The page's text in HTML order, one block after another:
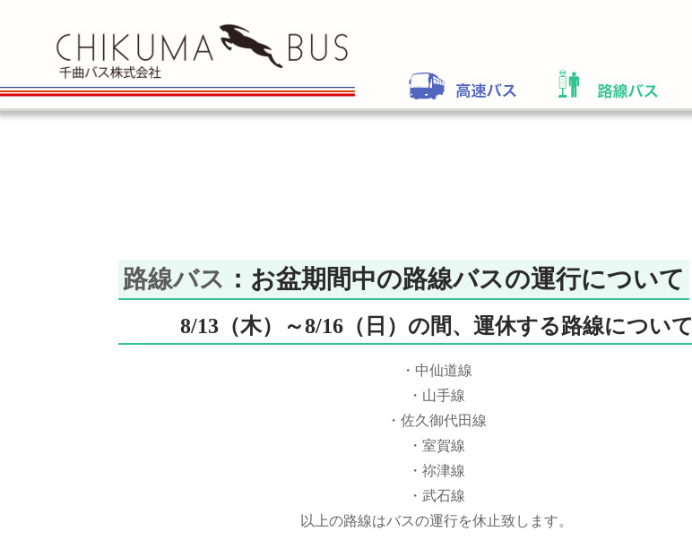
路線バス ：お盆期間中の路線バスの運行について
8/13（木）～8/16（日）の間、運休する路線について
・中仙道線
・山手線
・佐久御代田線
・室賀線
・祢津線
・武石線
以上の路線はバスの運行を休止致します。